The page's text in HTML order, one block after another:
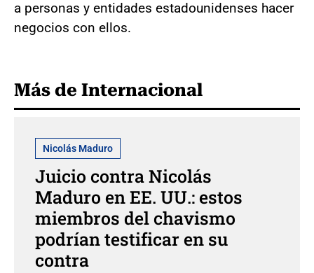
a personas y entidades estadounidenses hacer
negocios con ellos.
Más de Internacional
Nicolás Maduro
Juicio contra Nicolás
Maduro en EE. UU.: estos
miembros del chavismo
podrían testificar en su
contra